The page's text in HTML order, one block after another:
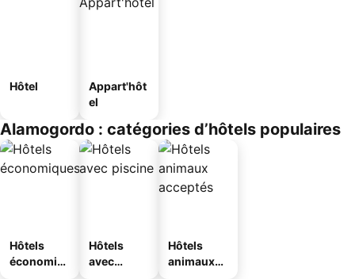
Hôtel
Appart'hôt
el
Alamogordo : catégories d’hôtels populaires
Hôtels
économiq
Hôtels
avec
Hôtels
animaux